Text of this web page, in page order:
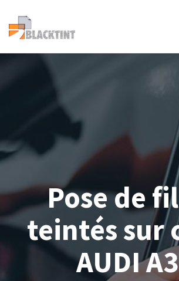
Pose de
teintés sur
AUDI